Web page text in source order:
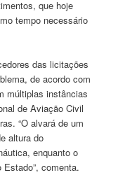
que hoje
tempo necessário
das licitações
de acordo com
múltiplas instâncias
de Aviação Civil
“O alvará de um
altura do
enquanto o
comenta.